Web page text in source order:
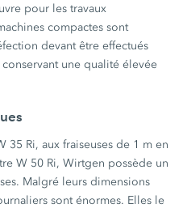
pour les travaux
compactes sont
devant être effectués
une qualité élevée
35 Ri, aux fraiseuses de 1 m en
W 50 Ri, Wirtgen possède un
Malgré leurs dimensions
sont énormes. Elles le